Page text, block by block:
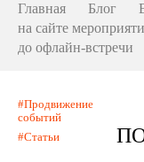
Главная Блог
на сайте
до офлайн-встречи
Продвижение
событий
Статьи